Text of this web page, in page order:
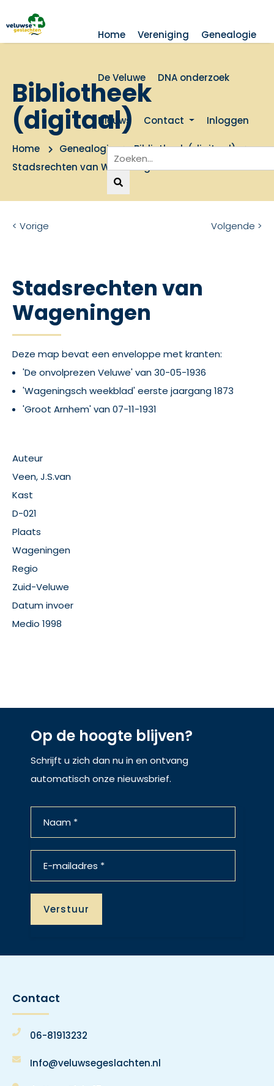
Home Vereniging Genealogie
De Veluwe DNA onderzoek
Nieuws Contact Inloggen
Bibliotheek
(digitaal)
Home Genealogie
Bibliotheek (digitaal)
Stadsrechten van Wageningen
< Vorige Volgende >
Stadsrechten van
Wageningen
Deze map bevat een enveloppe met kranten:
'De onvolprezen Veluwe' van 30-05-1936
'Wageningsch weekblad' eerste jaargang 1873
'Groot Arnhem' van 07-11-1931
Auteur
Veen, J.S.van
Kast
D-021
Plaats
Wageningen
Regio
Zuid-Veluwe
Datum invoer
Medio 1998
Op de hoogte blijven?
Schrijft u zich dan nu in en ontvang
automatisch onze nieuwsbrief.
Contact
06-81913232
Info@veluwsegeslachten.nl